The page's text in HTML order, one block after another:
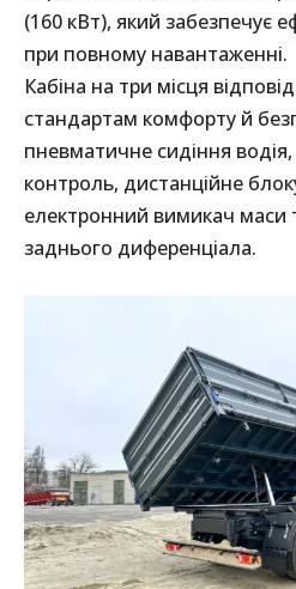
(160 кВт), який забезпечує
при повному навантаженні.
Кабіна на три місця
стандартам комфорту й
пневматичне сидіння водія,
контроль, дистанційне
електронний вимикач маси
заднього диференціала.